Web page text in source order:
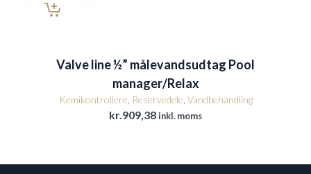
Valve line ½” målevandsudtag Pool
manager/Relax
Kemikontrollere Reservedele Vandbehandling
kr. 909,38inkl. moms